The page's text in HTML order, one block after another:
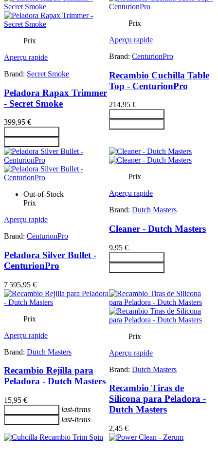
Prix
Aperçu rapide
Brand: Secret Smoke
Peladora Rapax Trimmer
- Secret Smoke
399,95 €
Prix
Aperçu rapide
Brand: CenturionPro
Recambio Cuchilla Table
Top - CenturionPro
214,95 €
Out-of-Stock
Prix
Aperçu rapide
Brand: CenturionPro
Peladora Silver Bullet -
CenturionPro
7 595,95 €
Prix
Aperçu rapide
Brand: Dutch Masters
Cleaner - Dutch Masters
9,95 €
Prix
Aperçu rapide
Brand: Dutch Masters
Recambio Rejilla para
Peladora - Dutch Masters
15,95 €
last-items
last-items
Prix
Aperçu rapide
Brand: Dutch Masters
Recambio Tiras de
Silicona para Peladora -
Dutch Masters
2,45 €